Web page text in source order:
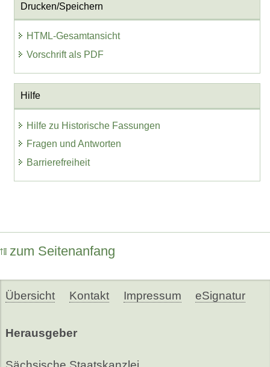
Drucken/Speichern
HTML-Gesamtansicht
Vorschrift als PDF
Hilfe
Hilfe zu Historische Fassungen
Fragen und Antworten
Barrierefreiheit
zum Seitenanfang
Übersicht Kontakt Impressum eSignatur
Herausgeber